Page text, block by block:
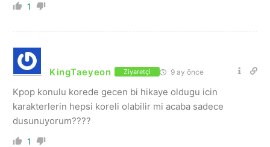
1
KingTaeyeon Ziyaretçi 9 ay önce
Kpop konulu korede gecen bi hikaye oldugu icin
karakterlerin hepsi koreli olabilir mi acaba sadece
dusunuyorum????
1